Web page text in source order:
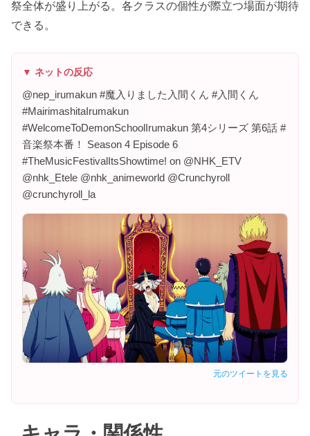
祭全体が盛り上がる。各クラスの個性が際立つ場面が期待
できる。
▼ ネットの反応
@nep_irumakun #魔入りました入間くん #入間くん
#MairimashitaIrumakun
#WelcomeToDemonSchoolIrumakun 第4シリーズ 第6話 #
音楽祭本番！ Season 4 Episode 6
#TheMusicFestivalItsShowtime! on @NHK_ETV
@nhk_Etele @nhk_animeworld @Crunchyroll
@crunchyroll_la
元のツイートを見る